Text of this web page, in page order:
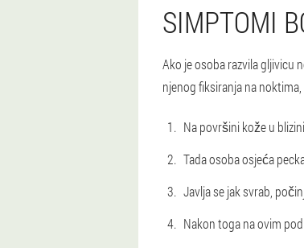
SIMPTOMI
Ako je osoba razvila gljivicu
njenog fiksiranja na
Na površini kože u
Tada osoba osjeća
Javlja se jak svrab,
Nakon toga na ovim